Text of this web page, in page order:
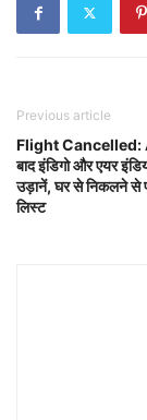
Previous article
Flight
बाद इंडिगो और एयर
उड़ानें, घर से निकलने से
लिस्ट